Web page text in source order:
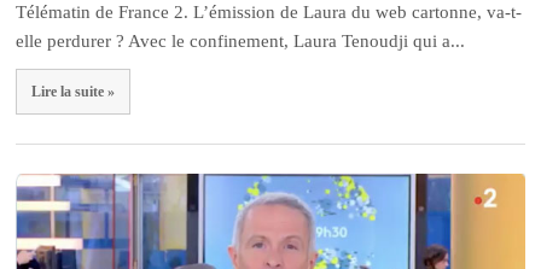
Télématin de France 2. L’émission de Laura du web cartonne, va-t-
elle perdurer ? Avec le confinement, Laura Tenoudji qui a...
Lire la suite »